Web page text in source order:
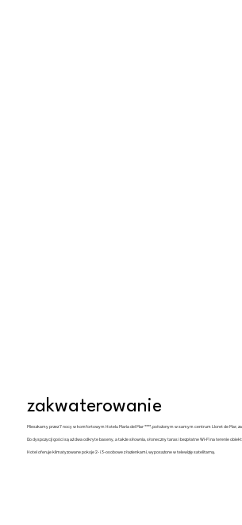
zakwaterowanie
Mieszkamy przez 7 nocy w komfortowym Hotelu Maria del Mar ****, położonym w samym centrum Lloret de Mar,
Do dyspozycji gości są aż dwa odkryte baseny, a także siłownia, słoneczny taras i bezpłatne Wi-Fi na terenie
Hotel oferuje klimatyzowane pokoje 2- i 3-osobowe z łazienkami, wyposażone w telewizję satelitarną.